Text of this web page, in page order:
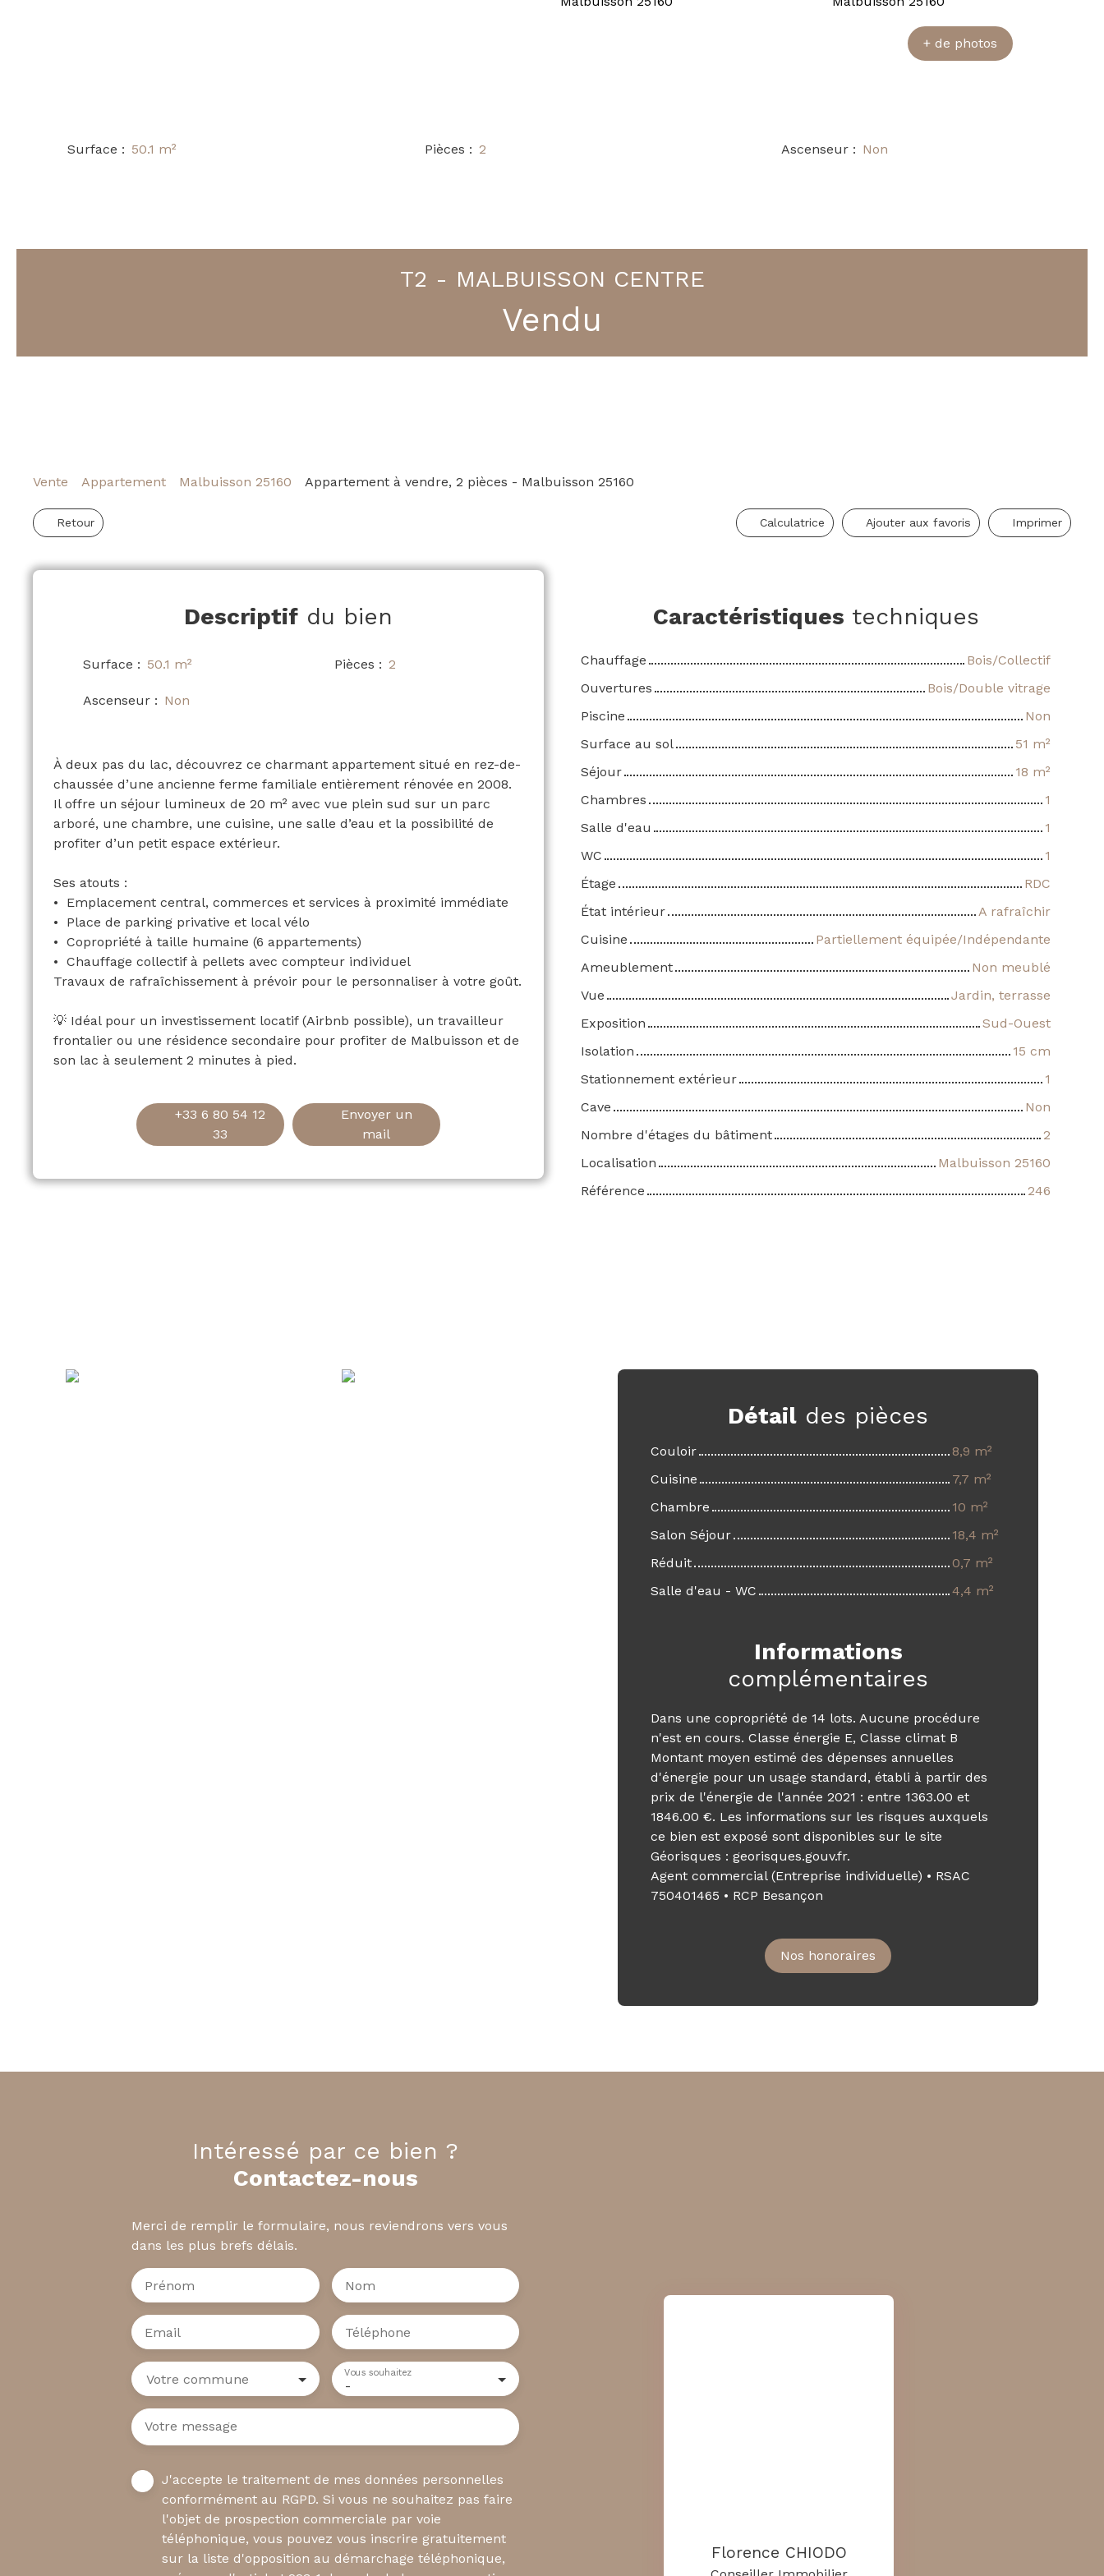
+ de photos
Surface : 50.1 m² Pièces : 2 Ascenseur : Non
T2 - MALBUISSON CENTRE
Vendu
Vente Appartement Malbuisson 25160 Appartement à vendre, 2 pièces - Malbuisson 25160
Retour Calculatrice Ajouter aux favoris Imprimer
Descriptif du bien
Surface : 50.1 m² Pièces : 2
Ascenseur : Non
À deux pas du lac, découvrez ce charmant appartement situé en rez-de-
chaussée d’une ancienne ferme familiale entièrement rénovée en 2008.
Il offre un séjour lumineux de 20 m² avec vue plein sud sur un parc
arboré, une chambre, une cuisine, une salle d’eau et la possibilité de
profiter d’un petit espace extérieur.
Ses atouts :
Emplacement central, commerces et services à proximité immédiate
Place de parking privative et local vélo
Copropriété à taille humaine (6 appartements)
Chauffage collectif à pellets avec compteur individuel
Travaux de rafraîchissement à prévoir pour le personnaliser à votre goût.
💡 Idéal pour un investissement locatif (Airbnb possible), un travailleur
frontalier ou une résidence secondaire pour profiter de Malbuisson et de
son lac à seulement 2 minutes à pied.
+33 6 80 54 12
33
Envoyer un
mail
Caractéristiques techniques
Chauffage
Bois/Collectif
Ouvertures
Bois/Double vitrage
Piscine
Non
Surface au sol
51 m²
Séjour
18 m²
Chambres
1
Salle d'eau
1
WC
1
Étage
RDC
État intérieur
A rafraîchir
Cuisine
Partiellement équipée/Indépendante
Ameublement
Non meublé
Vue
Jardin, terrasse
Exposition
Sud-Ouest
Isolation
15 cm
Stationnement extérieur
1
Cave
Non
Nombre d'étages du bâtiment
2
Localisation
Malbuisson 25160
Référence
246
Détail des pièces
Couloir
8,9 m²
Cuisine
7,7 m²
Chambre
10 m²
Salon Séjour
18,4 m²
Réduit
0,7 m²
Salle d'eau - WC
4,4 m²
Informations
complémentaires
Dans une copropriété de 14 lots. Aucune procédure
n'est en cours. Classe énergie E, Classe climat B
Montant moyen estimé des dépenses annuelles
d'énergie pour un usage standard, établi à partir des
prix de l'énergie de l'année 2021 : entre 1363.00 et
1846.00 €. Les informations sur les risques auxquels
ce bien est exposé sont disponibles sur le site
Géorisques : georisques.gouv.fr.
Agent commercial (Entreprise individuelle) • RSAC
750401465 • RCP Besançon
Nos honoraires
Intéressé par ce bien ?
Contactez-nous
Merci de remplir le formulaire, nous reviendrons vers vous
dans les plus brefs délais.
Prénom Nom
Email Téléphone
Votre commune -
Vous souhaitez
Votre message
J'accepte le traitement de mes données personnelles
conformément au RGPD. Si vous ne souhaitez pas faire
l'objet de prospection commerciale par voie
téléphonique, vous pouvez vous inscrire gratuitement
sur la liste d'opposition au démarchage téléphonique,
Florence CHIODO